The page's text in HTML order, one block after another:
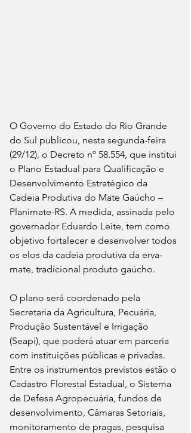
O Governo do Estado do Rio Grande
do Sul publicou, nesta segunda-feira
(29/12), o Decreto nº 58.554, que institui
o Plano Estadual para Qualificação e
Desenvolvimento Estratégico da
Cadeia Produtiva do Mate Gaúcho –
Planimate-RS. A medida, assinada pelo
governador Eduardo Leite, tem como
objetivo fortalecer e desenvolver todos
os elos da cadeia produtiva da erva-
mate, tradicional produto gaúcho.
O plano será coordenado pela
Secretaria da Agricultura, Pecuária,
Produção Sustentável e Irrigação
(Seapi), que poderá atuar em parceria
com instituições públicas e privadas.
Entre os instrumentos previstos estão o
Cadastro Florestal Estadual, o Sistema
de Defesa Agropecuária, fundos de
desenvolvimento, Câmaras Setoriais,
monitoramento de pragas, pesquisa